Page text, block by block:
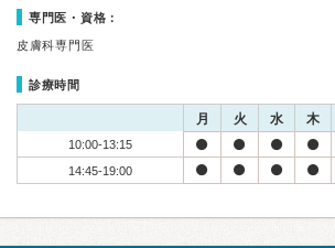
専門医・資格：
皮膚科専門医
診療時間
月 火 水 木
10:00-13:15
14:45-19:00